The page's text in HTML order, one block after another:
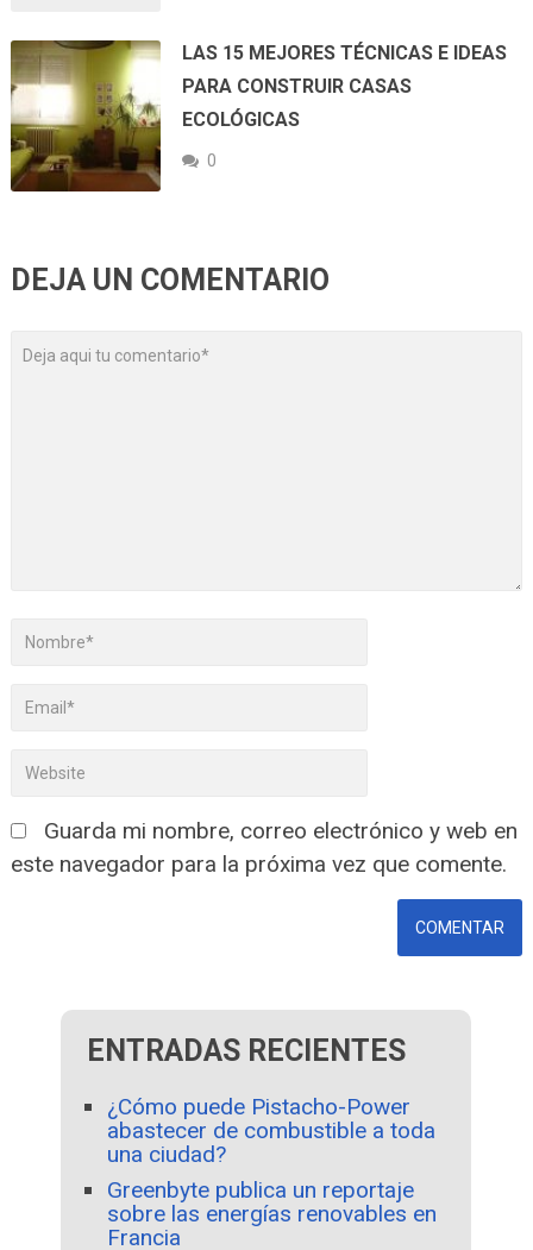
LAS 15 MEJORES TÉCNICAS E IDEAS
PARA CONSTRUIR CASAS
ECOLÓGICAS
0
DEJA UN COMENTARIO
Guarda mi nombre, correo electrónico y web en
este navegador para la próxima vez que comente.
ENTRADAS RECIENTES
¿Cómo puede Pistacho-Power
abastecer de combustible a toda
una ciudad?
Greenbyte publica un reportaje
sobre las energías renovables en
Francia